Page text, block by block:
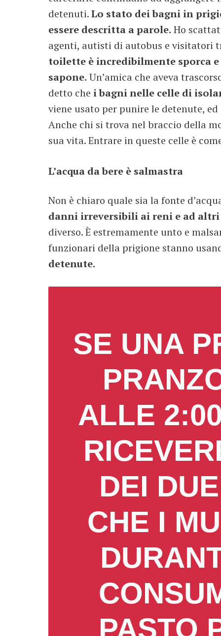
detenuti.Lo stato dei bagni in
essere descritta a parole. Ho
agenti, autisti di autobus e visitatori
toilette è incredibilmente sporca e
sapone. Un’amica che aveva
detto che i bagni nelle celle di
viene usato per punire le detenute,
Anche chi si trova nel braccio della
sua vita. Entrare in queste celle è
L’acqua da bere è salmastra
Non è chiaro quale sia la fonte
danni irreversibili ai reni e ad
diverso. È estremamente unto e
funzionari della prigione stanno
detenute.
SE UNA
ALLE
DEI
CHE I
PASTO